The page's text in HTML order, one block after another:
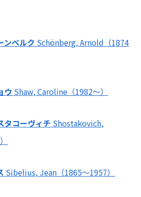
ンベルク Schönberg, Arnold（1874
ウ Shaw, Caroline（1982～）
タコーヴィチ Shostakovich,
Sibelius, Jean（1865～1957）